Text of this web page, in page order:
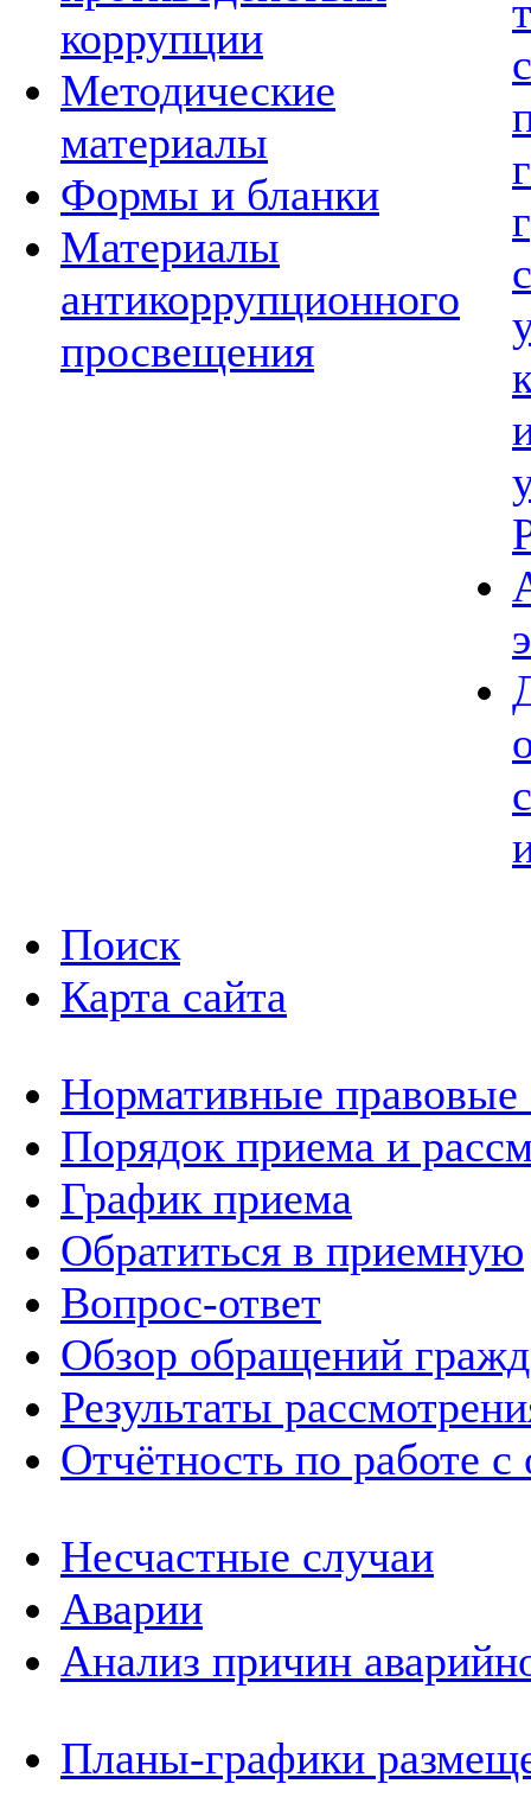
коррупции
Методические
материалы
Формы и бланки
Материалы
антикоррупционного
просвещения
Поиск
Карта сайта
Нормативные правовые
Порядок приема и
График приема
Обратиться в приемную
Вопрос-ответ
Обзор обращений
Результаты
Отчётность по работе
Несчастные случаи
Аварии
Анализ причин
Планы-графики